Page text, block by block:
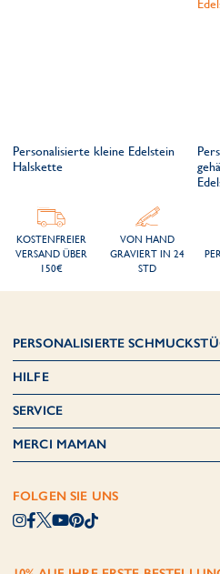
Personalisierte kleine Edelstein
Halskette
KOSTENFREIER
VERSAND ÜBER
150€
VON HAND
GRAVIERT IN 24
STD
PERSONALISIERTE
HILFE
SERVICE
MERCI MAMAN
FOLGEN SIE UNS